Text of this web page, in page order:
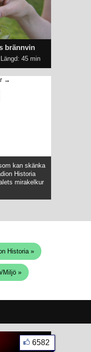
brännvin
Längd: 45 min
→
kan skänka
Historia
mirakelkur
Historia »
Miljö »
6582